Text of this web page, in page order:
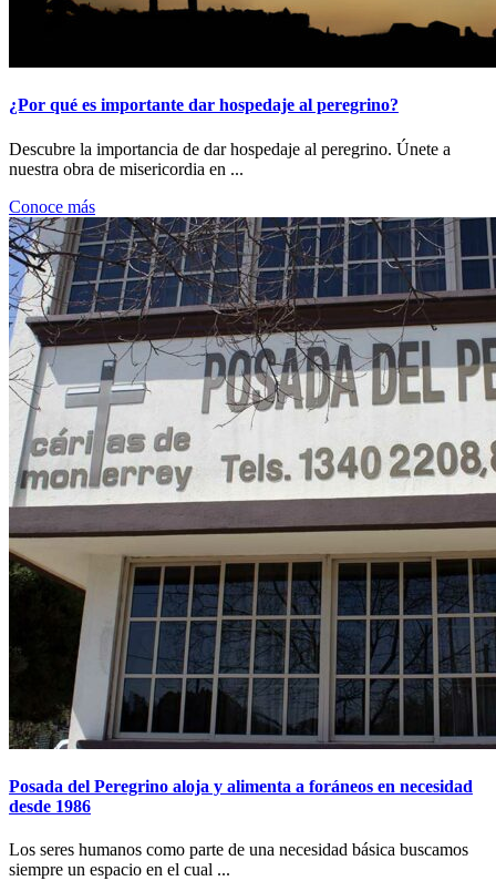
¿Por qué es importante dar hospedaje al peregrino?
Descubre la importancia de dar hospedaje al peregrino. Únete a
nuestra obra de misericordia en ...
Conoce más
Posada del Peregrino aloja y alimenta a foráneos en necesidad
desde 1986
Los seres humanos como parte de una necesidad básica buscamos
siempre un espacio en el cual ...